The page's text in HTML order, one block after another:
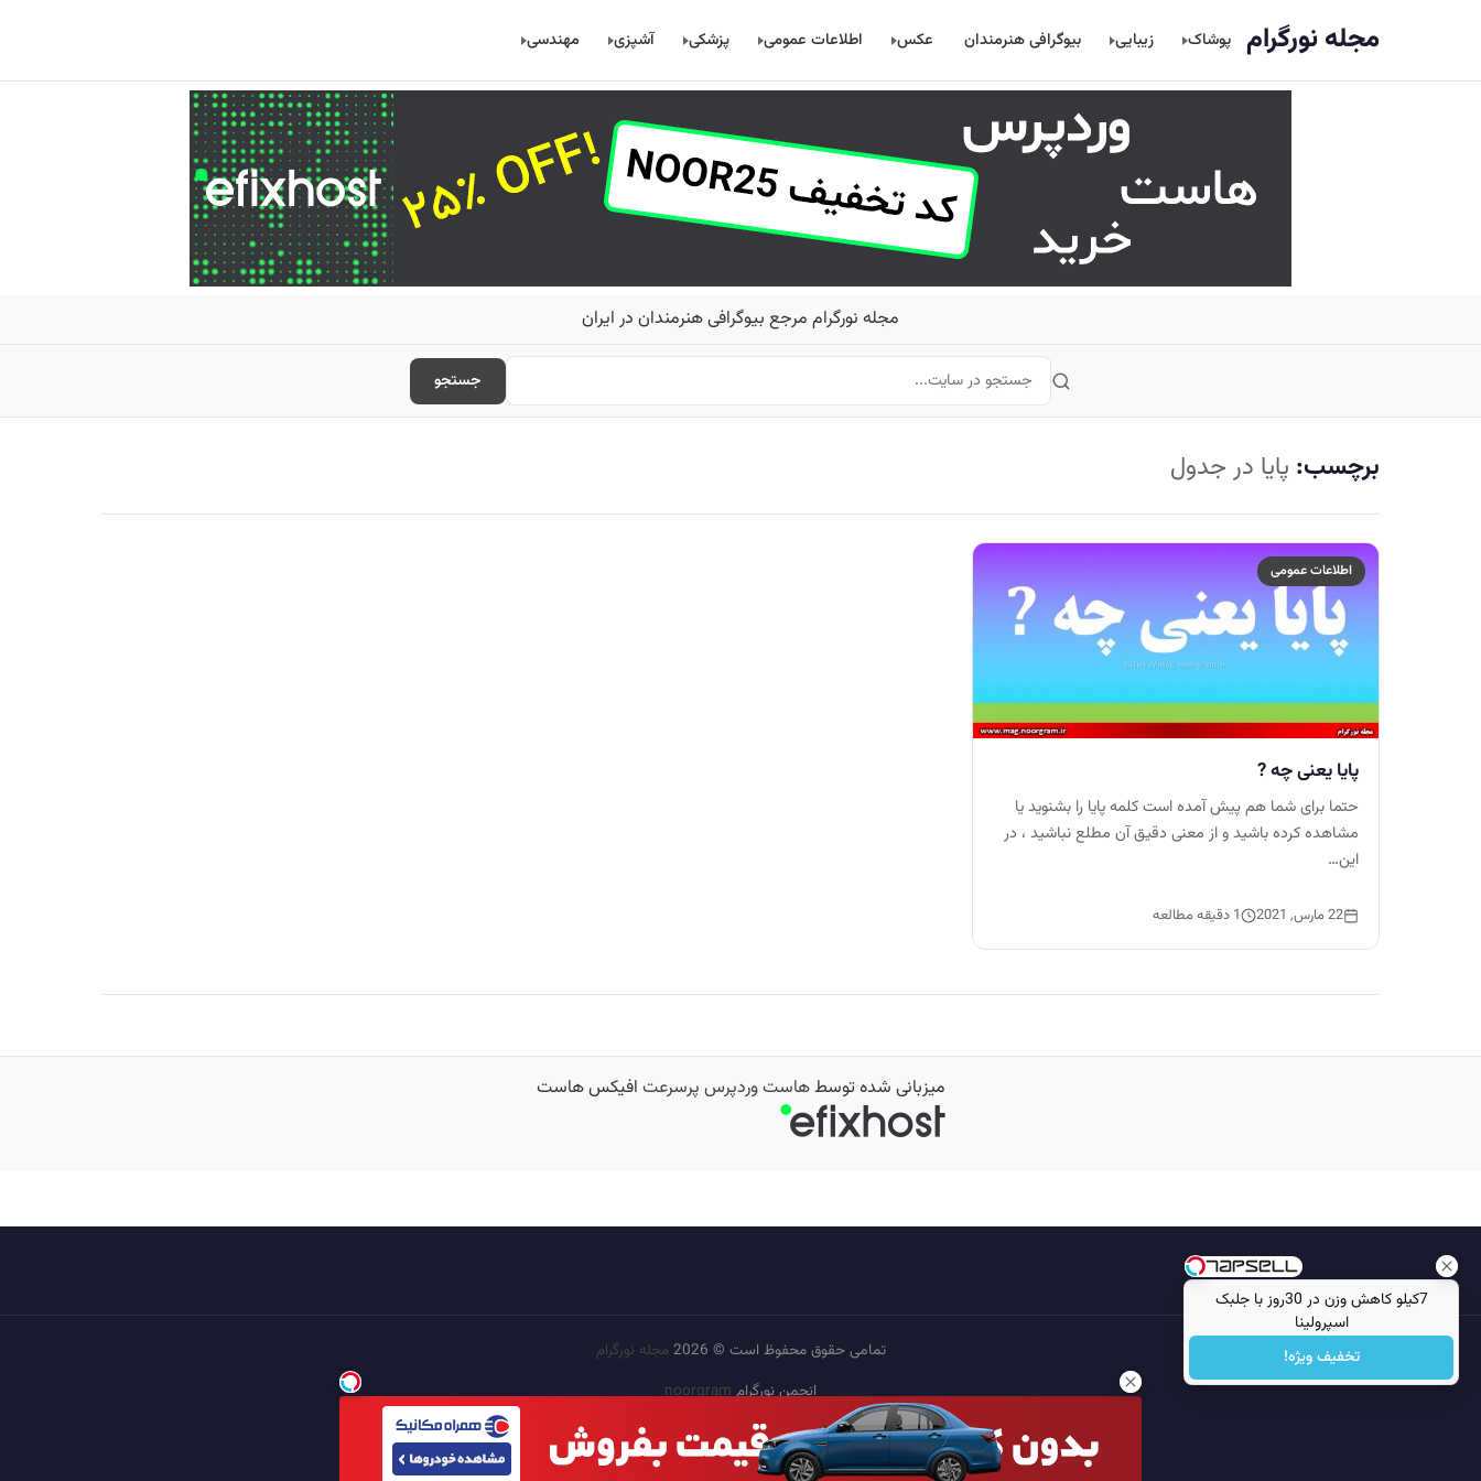
7کیلو کاهش وزن در 30روز با جلبک
اسپرولینا
تخفیف ویژه!
مجله نورگرام پوشاک زیبایی بیوگرافی هنرمندان عکس اطلاعات عمومی پزشکی آشپزی مهندسی
مجله نورگرام مرجع بیوگرافی هنرمندان در ایران
جستجو
برچسب: پایا در جدول
اطلاعات عمومی
پایا یعنی چه ?
حتما برای شما هم پیش آمده است کلمه پایا را بشنوید یا
مشاهده کرده باشید و از معنی دقیق آن مطلع نباشید ، در
این…
22 مارس, 2021 1 دقیقه مطالعه
میزبانی شده توسطهاست وردپرس پرسرعت افیکس هاست
تمامی حقوق محفوظ است © 2026
مجله نورگرام
انجمن نورگرامnoorgram
بانک عکس
سایت هم معنی